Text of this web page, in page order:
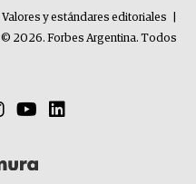
Valores y estándares editoriales
© 2026. Forbes Argentina. Todos